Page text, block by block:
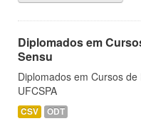
Diplomados em
Sensu
Diplomados em Cursos
UFCSPA
CSV ODT